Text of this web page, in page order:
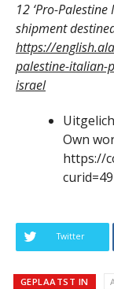
12 ‘Pro-
shipment
https://
palestine-italian-
israel
Own
https://
Twitter
GEPLAATST IN